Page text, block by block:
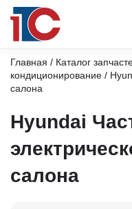
Главная / Каталог
кондиционирование /
салона
Hyundai
салона